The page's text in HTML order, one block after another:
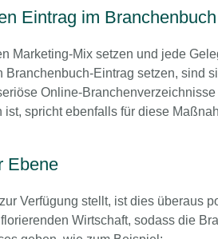
Eintrag im
Marketing-Mix setzen und jede
Eintrag setzen,
Online-
spricht ebenfalls für diese
Ebene
Verfügung stellt, ist dies überaus
Wirtschaft, sodass die